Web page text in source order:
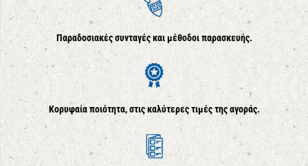
Παραδοσιακές συνταγές και μέθοδοι παρασκευής.
Κορυφαία ποιότητα, στις καλύτερες τιμές της αγοράς.